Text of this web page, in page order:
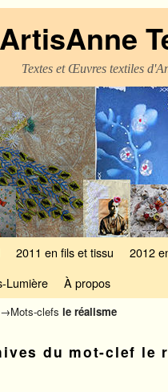
ArtisAnne
Textes et Œuvres textiles
2011 en fils et tissu 2012
Lumière
À propos
→Mots-clefs le réalisme
du mot-clef le